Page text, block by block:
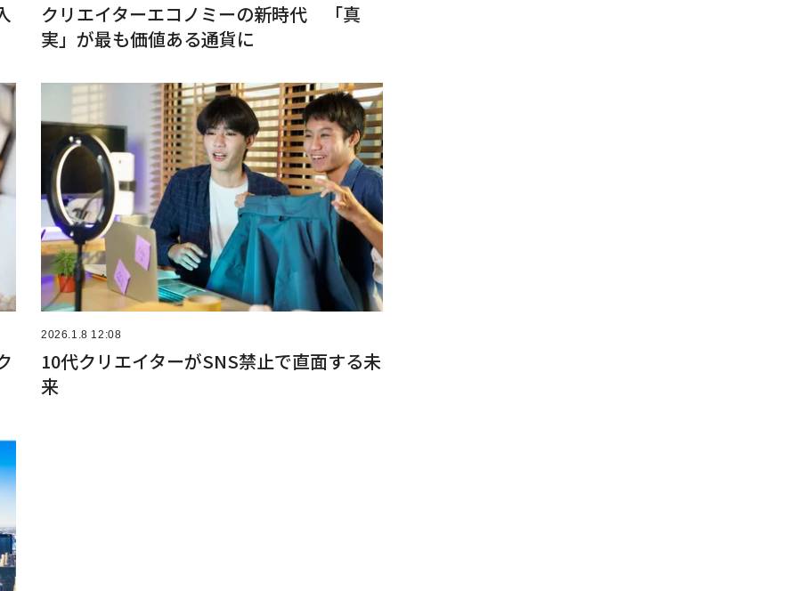
クリエイターエコノミーの新時代 「真
実」が最も価値ある通貨に
2026.1.8 12:08
10代クリエイターがSNS禁止で直面する未
来